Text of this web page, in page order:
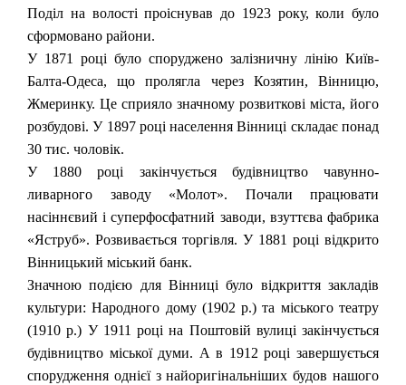
Поділ на волості проіснував до 1923 року, коли було
сформовано райони.
У 1871 році було споруджено залізничну лінію Київ-
Балта-Одеса, що пролягла через Козятин, Вінницю,
Жмеринку. Це сприяло значному розвиткові міста, його
розбудові. У 1897 році населення Вінниці складає понад
30 тис. чоловік.
У 1880 році закінчується будівництво чавунно-
ливарного заводу «Молот». Почали працювати
насіннєвий і суперфосфатний заводи, взуттєва фабрика
«Яструб». Розвивається торгівля. У 1881 році відкрито
Вінницький міський банк.
Значною подією для Вінниці було відкриття закладів
культури: Народного дому (1902 p.) та міського театру
(1910 p.) У 1911 році на Поштовій вулиці закінчується
будівництво міської думи. А в 1912 році завершується
спорудження однієї з найоригінальніших будов нашого